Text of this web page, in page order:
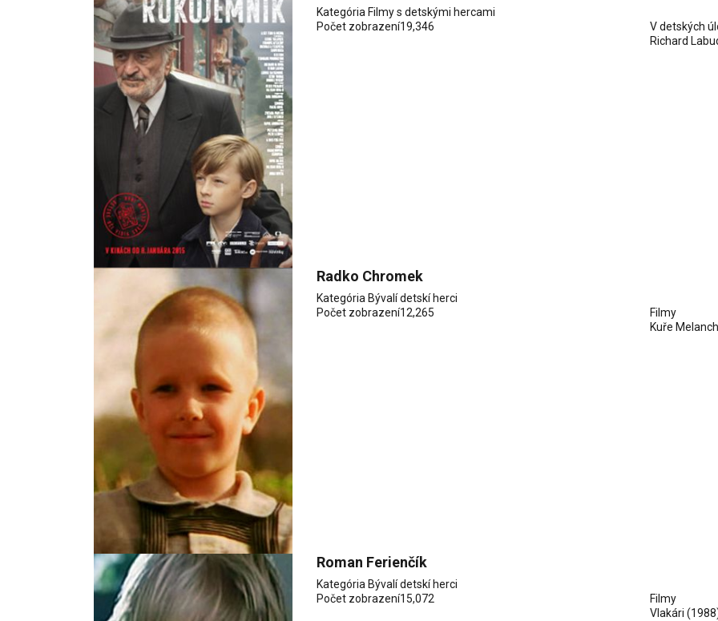
Kategória Filmy s detskými hercami
Počet zobrazení19,346
V detských
Richard
Radko Chromek
Kategória Bývalí detskí herci
Počet zobrazení12,265
Filmy
Kuře
Roman Ferienčík
Kategória Bývalí detskí herci
Počet zobrazení15,072
Filmy
Vlakári